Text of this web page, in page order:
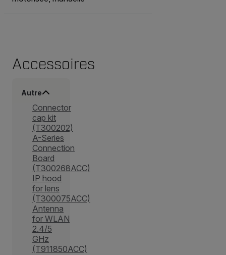
Accessoires
Autre
Connector
cap kit
(T300202)
A-Series
Connection
Board
(T300268ACC)
IP hood
for lens
(T300075ACC)
Antenna
for WLAN
2.4/5
GHz
(T911850ACC)